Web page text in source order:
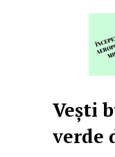
Vești
verde